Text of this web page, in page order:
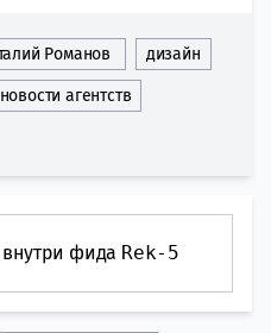
Романов дизайн
новости агентств
фида Rek-5